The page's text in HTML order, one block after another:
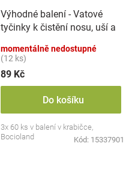
Výhodné balení - Vatové
tyčinky k čistění nosu, uší a
momentálně nedostupné
(12 ks)
89 Kč
Do košíku
3x 60 ks v balení v krabičce,
Bocioland
Kód: 15337901